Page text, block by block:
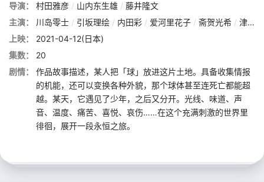
导演： 村田雅彦 / 山内东生雄 / 藤井隆文
主演：
川岛零士 / 引坂理绘 / 内田彩 / 爱河里花子 / 斋贺光希 / 津田健次郎
上映：
2021-04-12(日本)
集数：
20
剧情：
作品故事描述，某人把「球」放进这片土地。具备收集情报
的机能，还可以变换各种外貌，那个球体甚至连死亡都能超
越。某天，它遇见了少年，之后又分开。光线、味道、声
音、温度、痛苦、喜悦、哀伤……在这个充满刺激的世界里
徘徊，展开一段永恒之旅。